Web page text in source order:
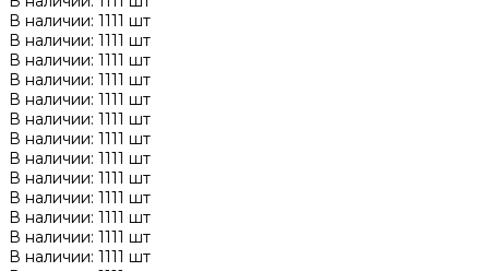
В наличии: 1111 шт
В наличии: 1111 шт
В наличии: 1111 шт
В наличии: 1111 шт
В наличии: 1111 шт
В наличии: 1111 шт
В наличии: 1111 шт
В наличии: 1111 шт
В наличии: 1111 шт
В наличии: 1111 шт
В наличии: 1111 шт
В наличии: 1111 шт
В наличии: 1111 шт